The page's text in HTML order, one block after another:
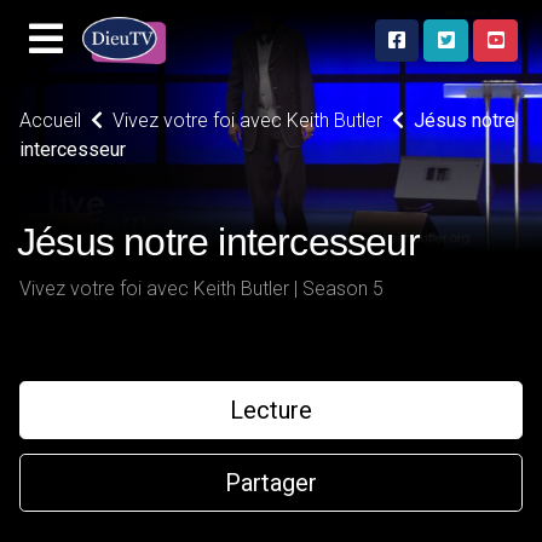
Accueil Vivez votre foi avec Keith Butler
Jésus notre
intercesseur
Jésus notre intercesseur
Vivez votre foi avec Keith Butler | Season 5
Lecture
Partager